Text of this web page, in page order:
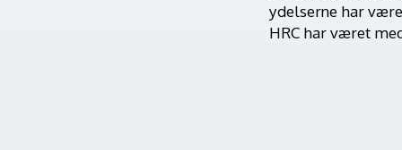
ydelserne har
HRC har været